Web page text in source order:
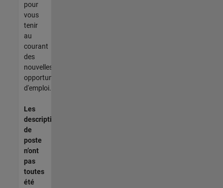
pour
vous
tenir
au
courant
des
nouvelles
opportunités
d'emploi.
Les
descriptions
de
poste
n’ont
pas
toutes
été